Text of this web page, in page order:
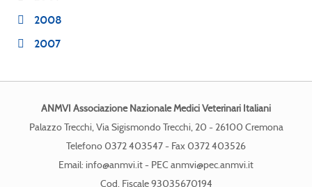
2008
2007
ANMVI Associazione Nazionale Medici Veterinari Italiani
Palazzo Trecchi, Via Sigismondo Trecchi, 20 - 26100 Cremona
Telefono 0372 403547 - Fax 0372 403526
Email: info@anmvi.it- PEC anmvi@pec.anmvi.it
Cod. Fiscale 93035670194